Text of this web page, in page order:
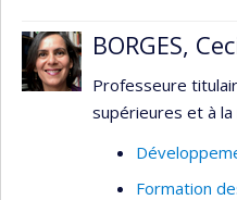
d’accueil et
sous une
BORGES,
Professeure
supérieures et à la
Formation